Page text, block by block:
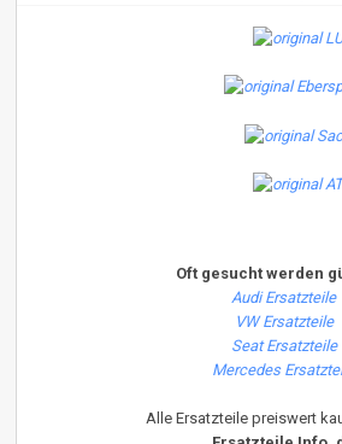
Oft gesucht werden
Audi Ersatzteile
VW Ersatzteile
Seat Ersatzteile
Mercedes
Alle Ersatzteile preiswert